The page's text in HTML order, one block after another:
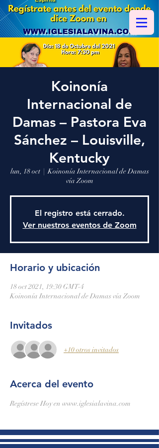
Koinonía
Internacional de
Damas – Pastora Eva
Sánchez – Louisville,
Kentucky
lun, 18 oct
  |
Koinonía Internacional de Damas
vía Zoom
El registro está cerrado.
Ver nuestros eventos de Zoom
Horario y ubicación
18 oct 2021, 19:30 GMT-4
Koinonía Internacional de Damas vía Zoom
Invitados
+10 otros invitados
Acerca del evento
Regístrese Hoy en www.iglesialavina.com